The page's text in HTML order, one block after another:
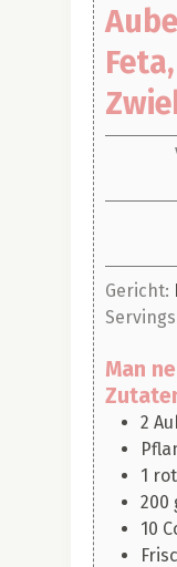
Gericht:
Man
2
1
200
10